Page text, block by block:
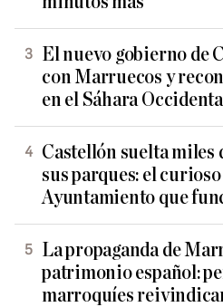
El nuevo gobierno de
con Marruecos y
en el Sáhara
Castellón suelta miles
sus parques: el
Ayuntamiento que
La propaganda de
patrimonio español:
marroquíes